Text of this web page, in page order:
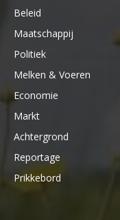
Beleid
Maatschappij
Politiek
Melken & Voeren
Economie
Markt
Achtergrond
Reportage
Prikkebord